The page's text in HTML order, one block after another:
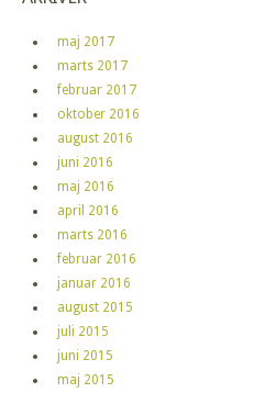
maj 2017
marts 2017
februar 2017
oktober 2016
august 2016
juni 2016
maj 2016
april 2016
marts 2016
februar 2016
januar 2016
august 2015
juli 2015
juni 2015
maj 2015